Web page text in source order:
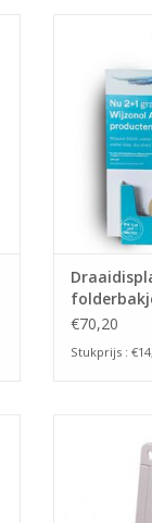
Een
Dit folder
achterplat
voor
TOEVOEGEN
€70,20
Stukprijs :
geschikt
Deze
wel ezels
2zijden wit